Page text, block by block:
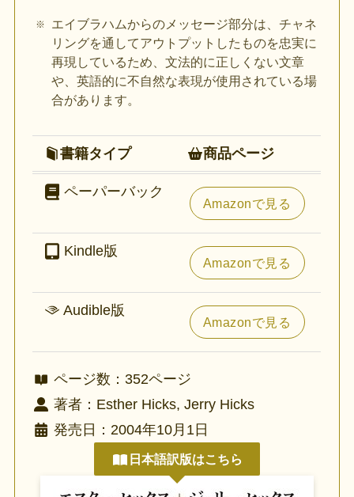
エイブラハムからのメッセージ部分は、チャネ
リングを通してアウトプットしたものを忠実に
再現しているため、文法的に正しくない文章
や、英語的に不自然な表現が使用されている場
合があります。
書籍タイプ 商品ページ
ペーパーバック
Amazonで見る
Kindle版
Amazonで見る
Audible版
Amazonで見る
ページ数：352ページ
著者：Esther Hicks, Jerry Hicks
発売日：2004年10月1日
日本語訳版はこちら